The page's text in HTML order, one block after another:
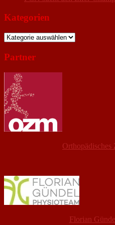
Kategorien
Kategorien
Partner
Florian